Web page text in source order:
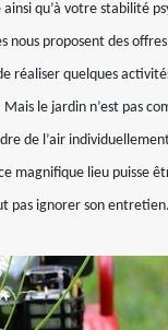
qu’à votre stabilité
nous proposent des
réaliser quelques
le jardin n’est pas
de l’air
magnifique lieu puisse
pas ignorer son entretien.